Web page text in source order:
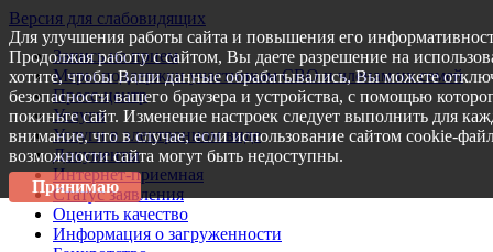
Версия для слабовидящих
Запись на прием
Меры поддержки участникам СВО и членам их семей
Пресс-центр
Услуги
Услуги в электронном виде
Документы
Интернет-приемная
Статус заявления
Оценить качество
Информация о загруженности
Для улучшения работы сайта и повышения его
Продолжая работу с сайтом, Вы даете разрешение на
хотите, чтобы Ваши данные обрабатывались, Вы можете
безопасности вашего браузера и устройства, с помощью
покиньте сайт. Изменение настроек следует выполнить для
внимание, что в случае, если использование сайтом cookie-
возможности сайта могут быть недоступны.
Принимаю